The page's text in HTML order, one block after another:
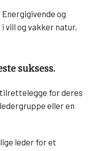
Energigivende og
og vakker natur,
suksess.
for deres
eller en
leder for et